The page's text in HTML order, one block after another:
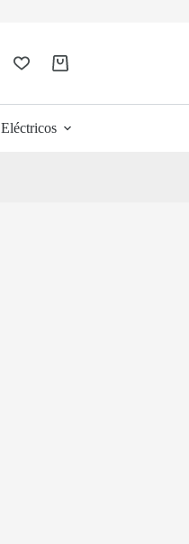
Eléctricos